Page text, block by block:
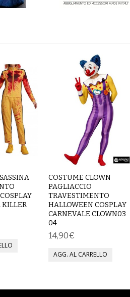
COSTUME CLOWN
PAGLIACCIO
TRAVESTIMENTO
HALLOWEEN COSPLAY
CARNEVALE CLOWN03
04
14,90€